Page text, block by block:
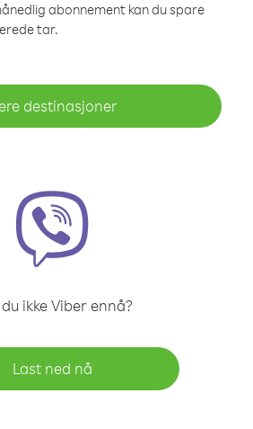
abonnement kan du spare
tar.
destinasjoner
ikke Viber ennå?
Last ned nå